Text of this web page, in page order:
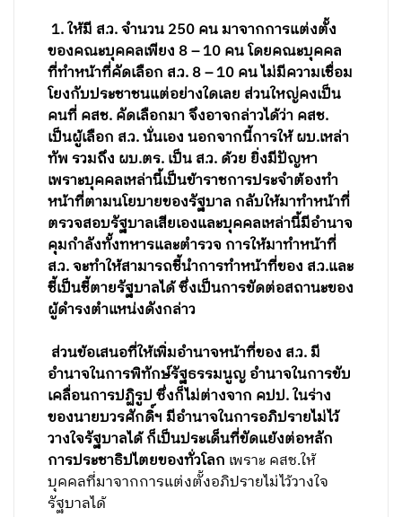
1. ให้มี ส.ว. จำนวน 250 คน มาจากการแต่งตั้ง
ของคณะบุคคลเพียง 8 – 10 คน โดยคณะบุคคล
ที่ทำหน้าที่คัดเลือก ส.ว. 8 – 10 คน ไม่มีความเชื่อม
โยงกับประชาชนแต่อย่างใดเลย ส่วนใหญ่คงเป็น
คนที่ คสช. คัดเลือกมา จึงอาจกล่าวได้ว่า คสช.
เป็นผู้เลือก ส.ว. นั่นเอง นอกจากนี้การให้ ผบ.เหล่า
ทัพ รวมถึง ผบ.ตร. เป็น ส.ว. ด้วย ยิ่งมีปัญหา
เพราะบุคคลเหล่านี้เป็นข้าราชการประจำต้องทำ
หน้าที่ตามนโยบายของรัฐบาล กลับให้มาทำหน้าที่
ตรวจสอบรัฐบาลเสียเองและบุคคลเหล่านี้มีอำนาจ
คุมกำลังทั้งทหารและตำรวจ การให้มาทำหน้าที่
ส.ว. จะทำให้สามารถชี้นำการทำหน้าที่ของ ส.ว.และ
ชี้เป็นชี้ตายรัฐบาลได้ ซึ่งเป็นการขัดต่อสถานะของ
ผู้ดำรงตำแหน่งดังกล่าว
ส่วนข้อเสนอที่ให้เพิ่มอำนาจหน้าที่ของ ส.ว. มี
อำนาจในการพิทักษ์รัฐธรรมนูญ อำนาจในการขับ
เคลื่อนการปฏิรูป ซึ่งก็ไม่ต่างจาก คปป. ในร่าง
ของนายบวรศักดิ์ฯ มีอำนาจในการอภิปรายไม่ไว้
วางใจรัฐบาลได้ ก็เป็นประเด็นที่ขัดแย้งต่อหลัก
การประชาธิปไตยของทั่วโลก เพราะ คสช.ให้
บุคคลที่มาจากการแต่งตั้งอภิปรายไม่ไว้วางใจ
รัฐบาลได้